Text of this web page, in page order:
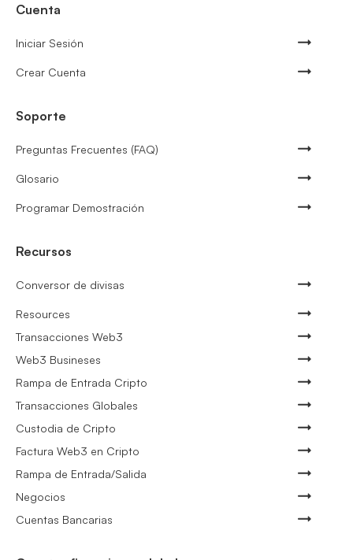
Cuenta
Iniciar Sesión
Crear Cuenta
Soporte
Preguntas Frecuentes (FAQ)
Glosario
Programar Demostración
Recursos
Conversor de divisas
Resources
Transacciones Web3
Web3 Busineses
Rampa de Entrada Cripto
Transacciones Globales
Custodia de Cripto
Factura Web3 en Cripto
Rampa de Entrada/Salida
Negocios
Cuentas Bancarias